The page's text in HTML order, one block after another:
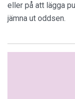
eller på att lägga
jämna ut oddsen.